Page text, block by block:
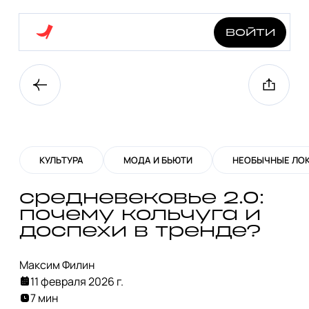
войти
КУЛЬТУРА МОДА И БЬЮТИ НЕОБЫЧНЫЕ
средневековье 2.0:
почему кольчуга и
доспехи в тренде?
Максим Филин
11 февраля 2026 г.
7 мин